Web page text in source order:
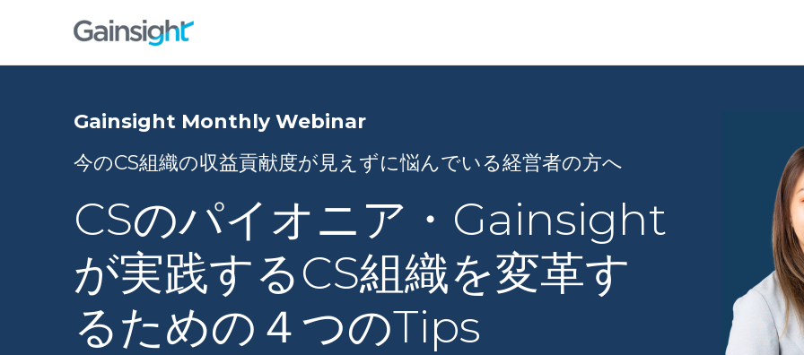
Gainsight Monthly Webinar
今のCS組織の収益貢献度が見えずに悩んでいる経営者の方へ
CSのパイオニア・Gainsight
が実践するCS組織を変革す
るための４つのTips